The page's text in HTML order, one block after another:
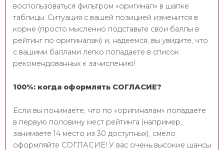
воспользоваться фильтром «оригинал» в шапке
таблицы. Ситуация с вашей позицией изменится в
корне (просто мысленно подставьте свои баллы в
рейтинг по оригиналам) и, надеемся, вы увидите, что
с вашими баллами легко попадаете в список
рекомендованных к зачислению!
100%: когда оформлять СОГЛАСИЕ?
Если вы понимаете, что по «оригиналам» попадаете
в первую половину мест рейтинга (например,
занимаете 14 место из 30 доступных), смело
оформляйте СОГЛАСИЕ! У вас очень высокие шансы